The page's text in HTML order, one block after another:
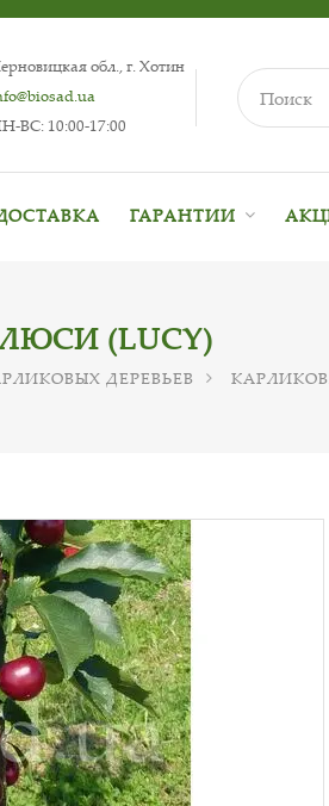
обл., г. Хотин
ВС: 10:00-17:00
ГАРАНТИИ
(LUCY)
ДЕРЕВЬЕВ